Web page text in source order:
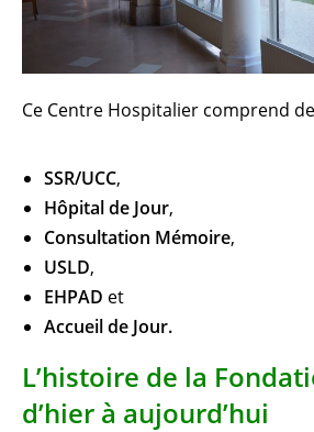
Ce Centre Hospitalier comprend
SSR/UCC,
Hôpital de Jour,
Consultation Mémoire,
USLD,
EHPAD et
Accueil de Jour.
L’histoire de la
d’hier à aujourd’hui